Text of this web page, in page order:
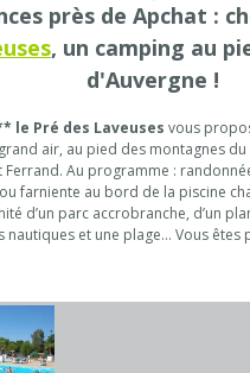
près de Apchat :
, un camping au
d'Auvergne !
le Pré des Laveuses vous
air, au pied des montagnes du
Ferrand. Au programme :
farniente au bord de la piscine
d’un parc accrobranche, d’un
nautiques et une plage… Vous êtes